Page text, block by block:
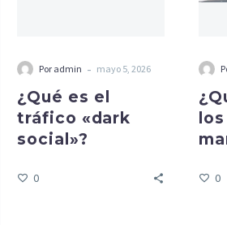
Por admin - mayo 5, 2026
¿Qué es el
tráfico «dark
social»?
0 0